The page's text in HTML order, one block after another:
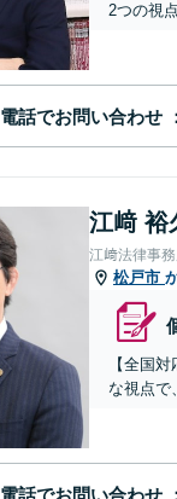
2つの視
電話でお問い合わせ
江﨑 裕
江﨑法律事
松戸市
【全国
な視点で
電話でお問い合わせ